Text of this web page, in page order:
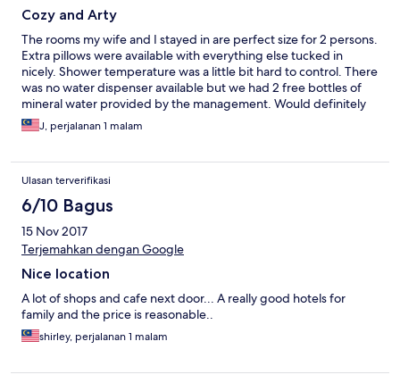
Cozy and Arty
The rooms my wife and I stayed in are perfect size for 2 persons.
Extra pillows were available with everything else tucked in
nicely. Shower temperature was a little bit hard to control. There
was no water dispenser available but we had 2 free bottles of
mineral water provided by the management. Would definitely
come back again!
J, perjalanan 1 malam
Ulasan terverifikasi
6/10 Bagus
15 Nov 2017
Terjemahkan dengan Google
Nice location
A lot of shops and cafe next door... A really good hotels for
family and the price is reasonable..
shirley, perjalanan 1 malam